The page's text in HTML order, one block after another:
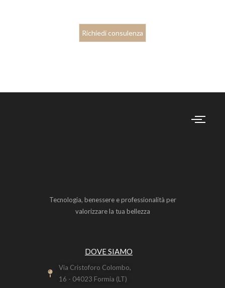
Richiedi consulenza
Tecnologia, benessere e professionalità per
valorizzare la tua bellezza
DOVE SIAMO
Via Cristoforo Colombo,
16 - 04023 Formia (LT)